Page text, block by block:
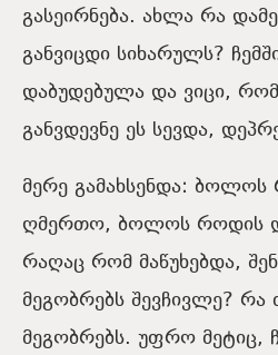
გასეირნება. ახლა რა
განვიცდი სიხარულს?
დაბუდებულა და ვიცი,
განვდევნე ეს სევდა,
მერე გამახსენდა:
ღმერთო, ბოლოს როდის
რაღაც რომ მაწუხებდა,
მეგობრებს შევჩივლე? რა
მეგობრებს. უფრო მეტიც,